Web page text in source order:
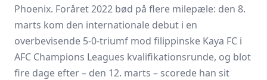
Phoenix. Foråret 2022 bød på flere milepæle: den 8.
marts kom den internationale debut i en
overbevisende 5-0-triumf mod filippinske Kaya FC i
AFC Champions Leagues kvalifikationsrunde, og blot
fire dage efter – den 12. marts – scorede han sit